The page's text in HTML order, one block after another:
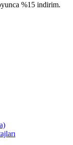
%15 indirim.